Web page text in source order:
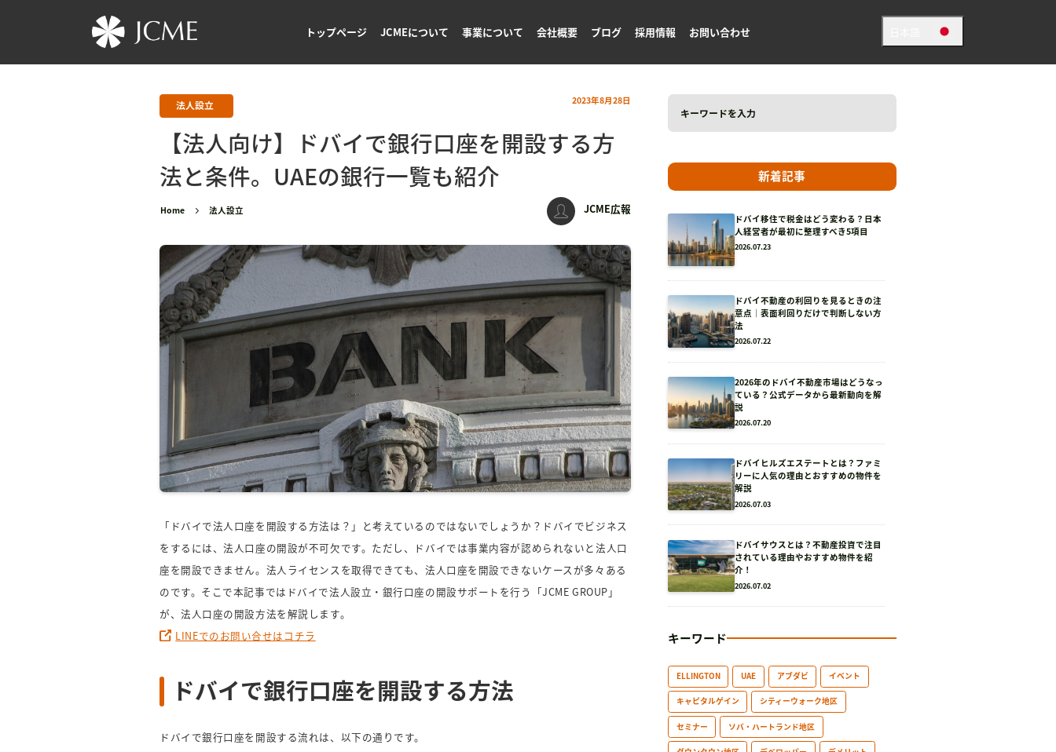
トップページ JCMEについて 事業について 会社概要 ブログ 採用情報 お問い合わせ
法人設立 2023年8月28日
【法人向け】ドバイで銀行口座を開設する方
法と条件。UAEの銀行一覧も紹介
Home 法人設立 JCME広報
「ドバイで法人口座を開設する方法は？」と考えているのではないでしょうか？ドバイでビジネス
をするには、法人口座の開設が不可欠です。ただし、ドバイでは事業内容が認められないと法人口
座を開設できません。法人ライセンスを取得できても、法人口座を開設できないケースが多々ある
のです。そこで本記事ではドバイで法人設立・銀行口座の開設サポートを行う「JCME GROUP」
が、法人口座の開設方法を解説します。
LINEでのお問い合せはコチラ
ドバイで銀行口座を開設する方法
ドバイで銀行口座を開設する流れは、以下の通りです。
Search
新着記事
ドバイ移住で税金はどう変わる？日本
人経営者が最初に整理すべき5項目
2026.07.23
ドバイ不動産の利回りを見るときの注
意点｜表面利回りだけで判断しない方
法
2026.07.22
2026年のドバイ不動産市場はどうなっ
ている？公式データから最新動向を解
説
2026.07.20
ドバイヒルズエステートとは？ファミ
リーに人気の理由とおすすめの物件を
解説
2026.07.03
ドバイサウスとは？不動産投資で注目
されている理由やおすすめ物件を紹
介！
2026.07.02
キーワード
ELLINGTON UAE アブダビ イベント
キャピタルゲイン シティーウォーク地区
セミナー ソバ・ハートランド地区